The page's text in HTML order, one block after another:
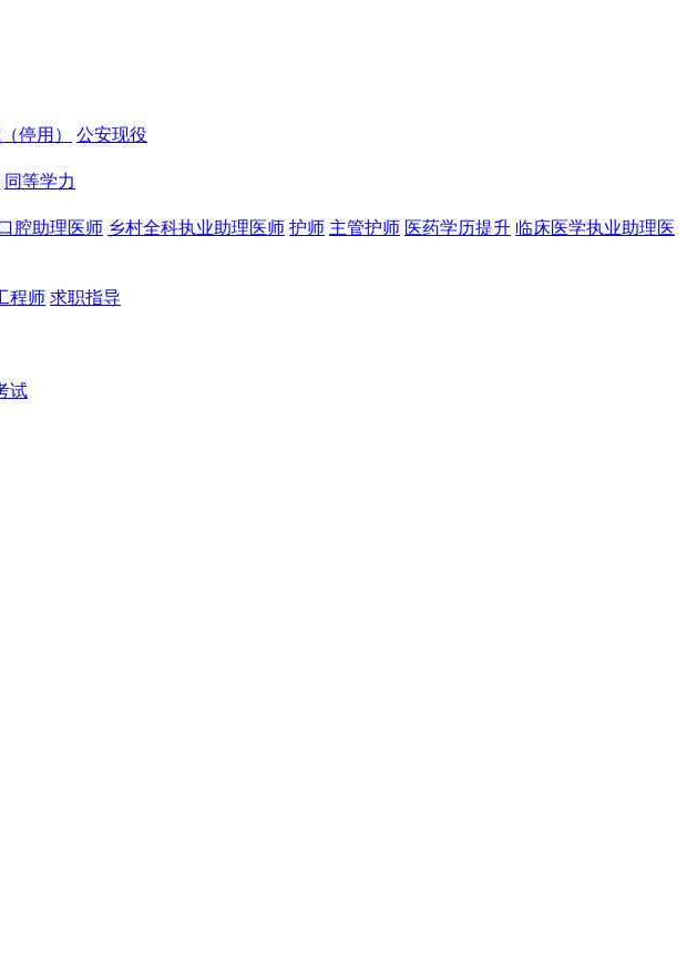
停用）
公安现役
同等学力
腔助理医师 乡村全科执业助理医师 护师 主管护师 医药学历提升 临床医学执业助理医
程师 求职指导
试